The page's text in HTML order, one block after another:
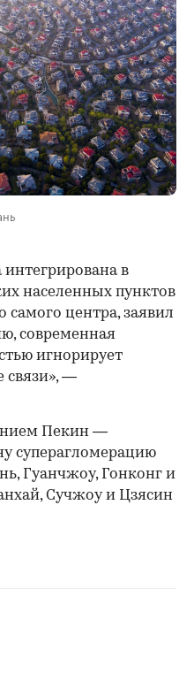
в
населенных пунктов
самого центра, заявил
современная
игнорирует
связи», —
Пекин —
суперагломерацию
Гуанчжоу, Гонконг и
Сучжоу и Цзясин